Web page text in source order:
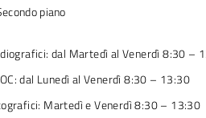
piano
dal Martedì al Venerdì 8:30 –
dal Lunedì al Venerdì 8:30 – 13:30
Martedì e Venerdì 8:30 – 13:30